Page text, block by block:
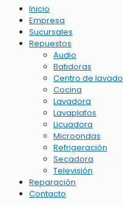
Inicio
Empresa
Sucursales
Repuestos
Audio
Batidoras
Centro de lavado
Cocina
Lavadora
Lavaplatos
Licuadora
Microondas
Refrigeración
Secadora
Televisión
Reparación
Contacto